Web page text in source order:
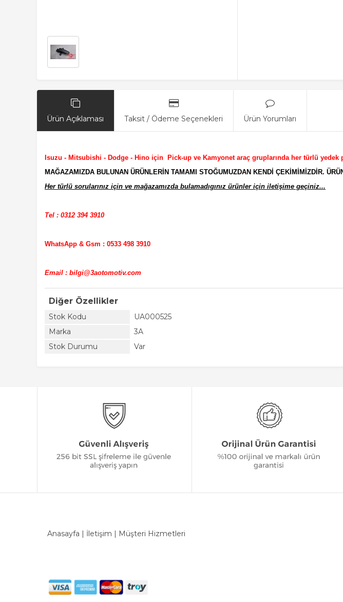
Ürün Açıklaması Taksit / Ödeme Seçenekleri Ürün Yorumları
Isuzu - Mitsubishi - Dodge - Hino için Pick-up ve Kamyonet araç gruplarında her türlü yedek
MAĞAZAMIZDA BULUNAN ÜRÜNLERİN TAMAMI STOĞUMUZDAN KENDİ ÇEKİMİMİZDİR.
Her türlü sorularınız için ve mağazamızda bulamadıgınız ürünler için iletişime geçiniz...
Tel : 0312 394 3910
WhatsApp & Gsm : 0533 498 3910
Email : bilgi@3aotomotiv.com
Diğer Özellikler
Stok Kodu
UA000525
Marka
3A
Stok Durumu
Var
Anasayfa | İletişim | Müşteri Hizmetleri